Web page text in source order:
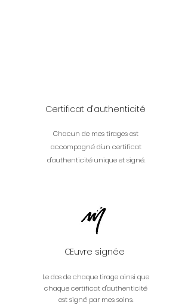
Certificat d'authenticité
Chacun de mes tirages est
accompagné d'un certificat
d'authenticité unique et signé.
Œuvre signée
Le dos de chaque tirage ainsi que
chaque certificat d'authenticité
est signé par mes soins.